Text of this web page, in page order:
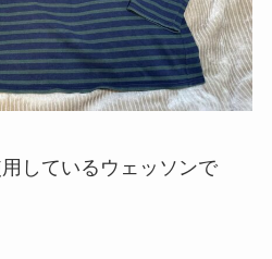
しているウェッソンで